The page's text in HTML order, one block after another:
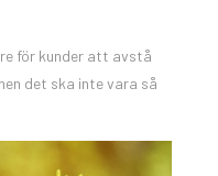
för kunder att avstå
det ska inte vara så